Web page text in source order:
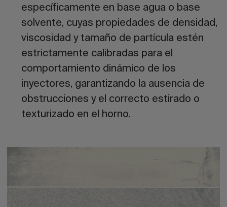
específicamente en base agua o base
solvente, cuyas propiedades de densidad,
viscosidad y tamaño de partícula estén
estrictamente calibradas para el
comportamiento dinámico de los
inyectores, garantizando la ausencia de
obstrucciones y el correcto estirado o
texturizado en el horno.